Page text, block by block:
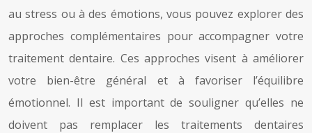
au stress ou à des émotions, vous pouvez explorer des
approches complémentaires pour accompagner votre
traitement dentaire. Ces approches visent à améliorer
votre bien-être général et à favoriser l’équilibre
émotionnel. Il est important de souligner qu’elles ne
doivent pas remplacer les traitements dentaires